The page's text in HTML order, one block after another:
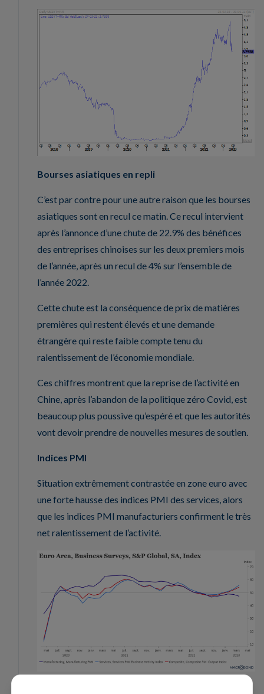
Bourses asiatiques en repli
C’est par contre pour une autre raison que les bourses
asiatiques sont en recul ce matin. Ce recul intervient
après l’annonce d’une chute de 22.9% des bénéfices
des entreprises chinoises sur les deux premiers mois
de l’année, après un recul de 4% sur l’ensemble de
l’année 2022.
Cette chute est la conséquence de prix de matières
premières qui restent élevés et une demande
étrangère qui reste faible compte tenu du
ralentissement de l’économie mondiale.
Ces chiffres montrent que la reprise de l’activité en
Chine, après l’abandon de la politique zéro Covid, est
beaucoup plus poussive qu’espéré et que les autorités
vont devoir prendre de nouvelles mesures de soutien.
Indices PMI
Situation extrêmement contrastée en zone euro avec
une forte hausse des indices PMI des services, alors
que les indices PMI manufacturiers confirment le très
net ralentissement de l’activité.